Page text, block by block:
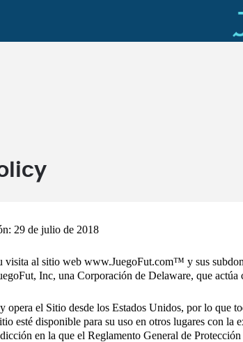
29 de julio de 2018
visita al sitio web www.JuegoFut.com™ y sus
Inc, una Corporación de Delaware, que
opera el Sitio desde los Estados Unidos, por lo que
esté disponible para su uso en otros lugares con
en la que el Reglamento General de